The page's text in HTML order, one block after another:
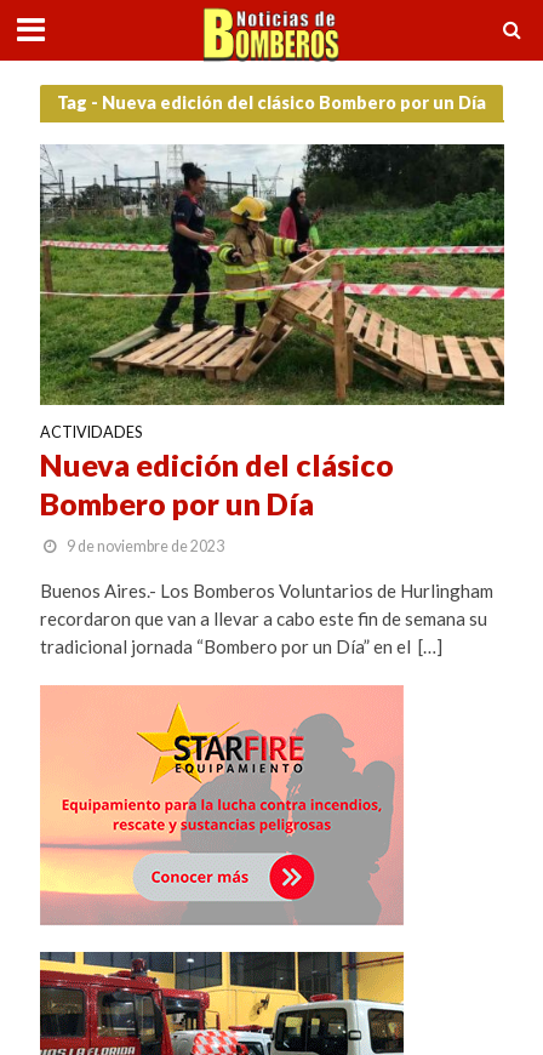
Tag - Nueva edición del clásico Bombero por un Día
ACTIVIDADES
Nueva edición del clásico
Bombero por un Día
9 de noviembre de 2023
Buenos Aires.- Los Bomberos Voluntarios de Hurlingham
recordaron que van a llevar a cabo este fin de semana su
tradicional jornada “Bombero por un Día” en el […]